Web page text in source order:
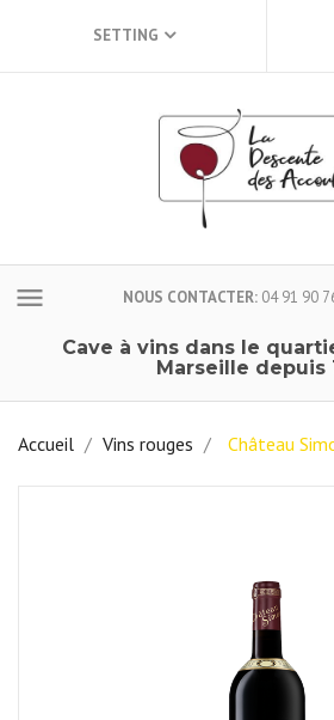
SETTING
menu NOUS CONTACTER 04 91 90
Cave à vins dans le
Marseille depuis
Accueil Vins rouges Château